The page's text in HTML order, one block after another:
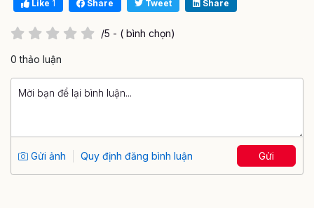
Like 1 Share Tweet Share
/5 - ( bình chọn)
0 thảo luận
Gửi ảnh Quy định đăng bình luận Gửi